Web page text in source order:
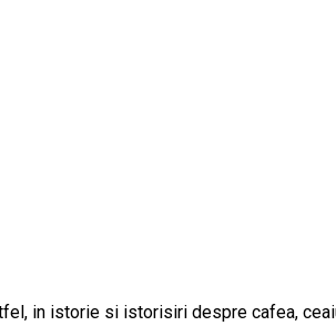
in istorie si istorisiri despre cafea,